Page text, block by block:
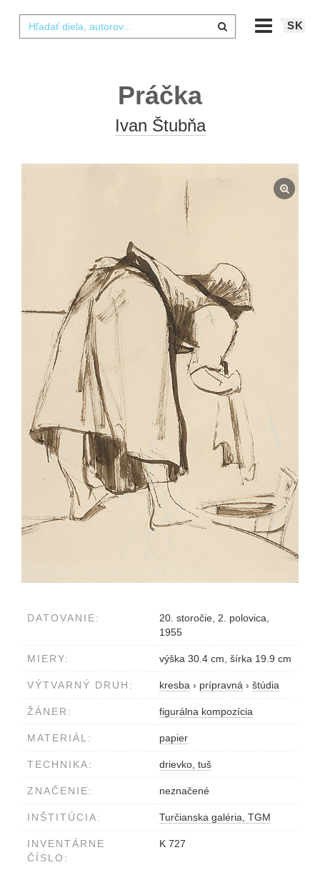
SK
Práčka
Ivan Štubňa
DATOVANIE:
20. storočie, 2. polovica,
1955
MIERY: výška 30.4 cm, šírka 19.9 cm
VÝTVARNÝ DRUH: kresba › prípravná › štúdia
ŽÁNER: figurálna kompozícia
MATERIÁL: papier
TECHNIKA: drievko, tuš
ZNAČENIE: neznačené
INŠTITÚCIA: Turčianska galéria, TGM
INVENTÁRNE
ČÍSLO:
K 727